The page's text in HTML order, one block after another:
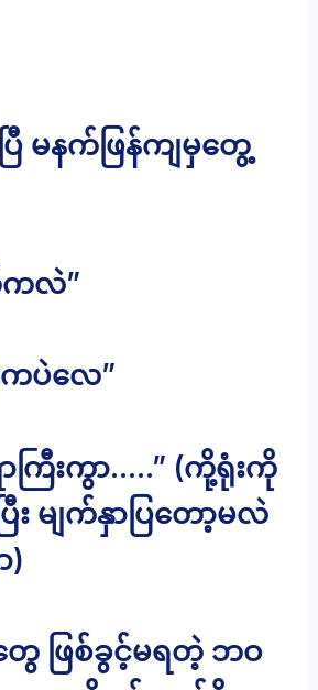
ြီ မနက်ဖြန်ကျမှတွေ့
လဲ”
ပဲလေ”
ကြီးကွာ…..” (ကို့ရုံးကို
မျက်နှာပြတော့မလဲ
)
တွေ ဖြစ်ခွင့်မရတဲ့ ဘဝ